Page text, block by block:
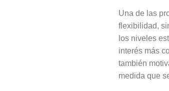
Una de las
flexibilidad,
los niveles
interés más
también
medida que